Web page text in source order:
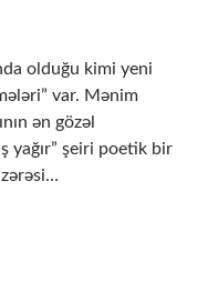
olduğu kimi yeni
var. Mənim
ən gözəl
yağır” şeiri poetik bir